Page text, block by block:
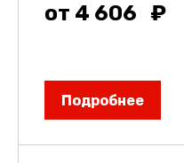
от 4 606
Подробнее